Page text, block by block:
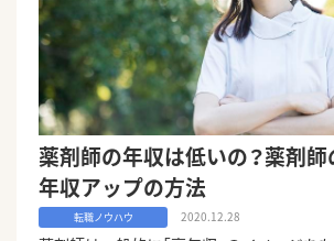
薬剤師の年収は低いの？薬剤
年収アップの方法
転職ノウハウ 2020.12.28